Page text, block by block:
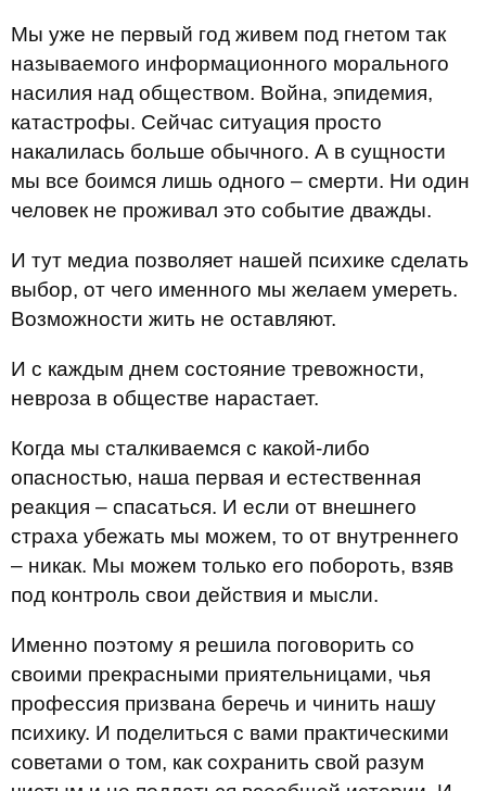
Мы уже не первый год живем под гнетом так
называемого информационного морального
насилия над обществом. Война, эпидемия,
катастрофы. Сейчас ситуация просто
накалилась больше обычного. А в сущности
мы все боимся лишь одного – смерти. Ни один
человек не проживал это событие дважды.
И тут медиа позволяет нашей психике сделать
выбор, от чего именного мы желаем умереть.
Возможности жить не оставляют.
И с каждым днем состояние тревожности,
невроза в обществе нарастает.
Когда мы сталкиваемся с какой-либо
опасностью, наша первая и естественная
реакция – спасаться. И если от внешнего
страха убежать мы можем, то от внутреннего
– никак. Мы можем только его побороть, взяв
под контроль свои действия и мысли.
Именно поэтому я решила поговорить со
своими прекрасными приятельницами, чья
профессия призвана беречь и чинить нашу
психику. И поделиться с вами практическими
советами о том, как сохранить свой разум